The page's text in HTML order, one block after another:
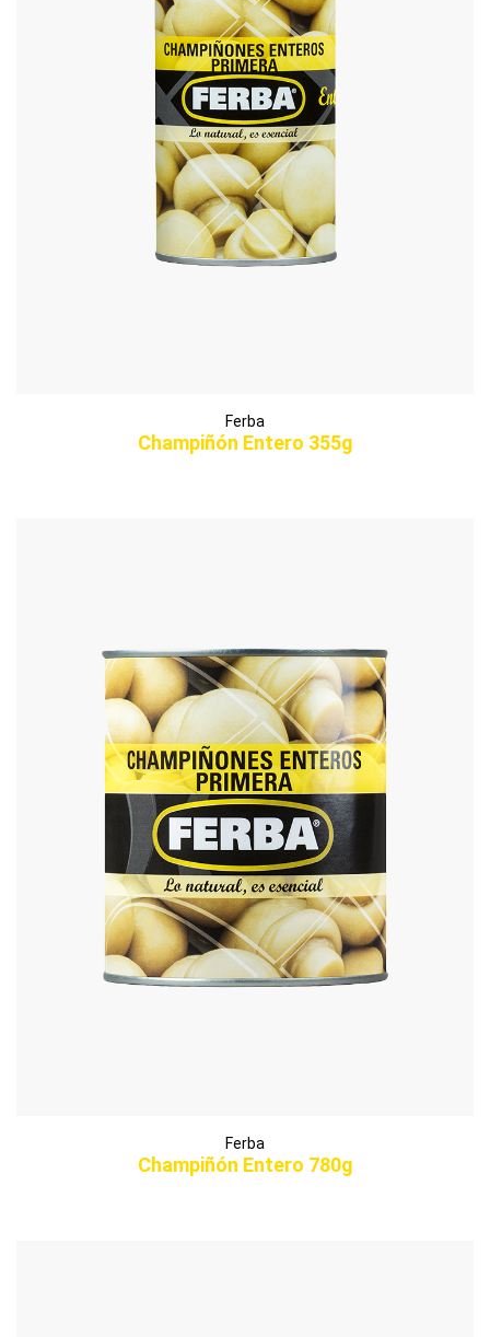
Ferba
Champiñón Entero 355g
Ferba
Champiñón Entero 780g